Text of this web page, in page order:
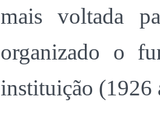
mais voltada
organizado o
instituição (1926